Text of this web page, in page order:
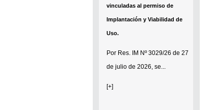
vinculadas al permiso de
Implantación y Viabilidad de
Uso.
Por Res. IM Nº 3029/26 de 27
de julio de 2026, se...
[+]